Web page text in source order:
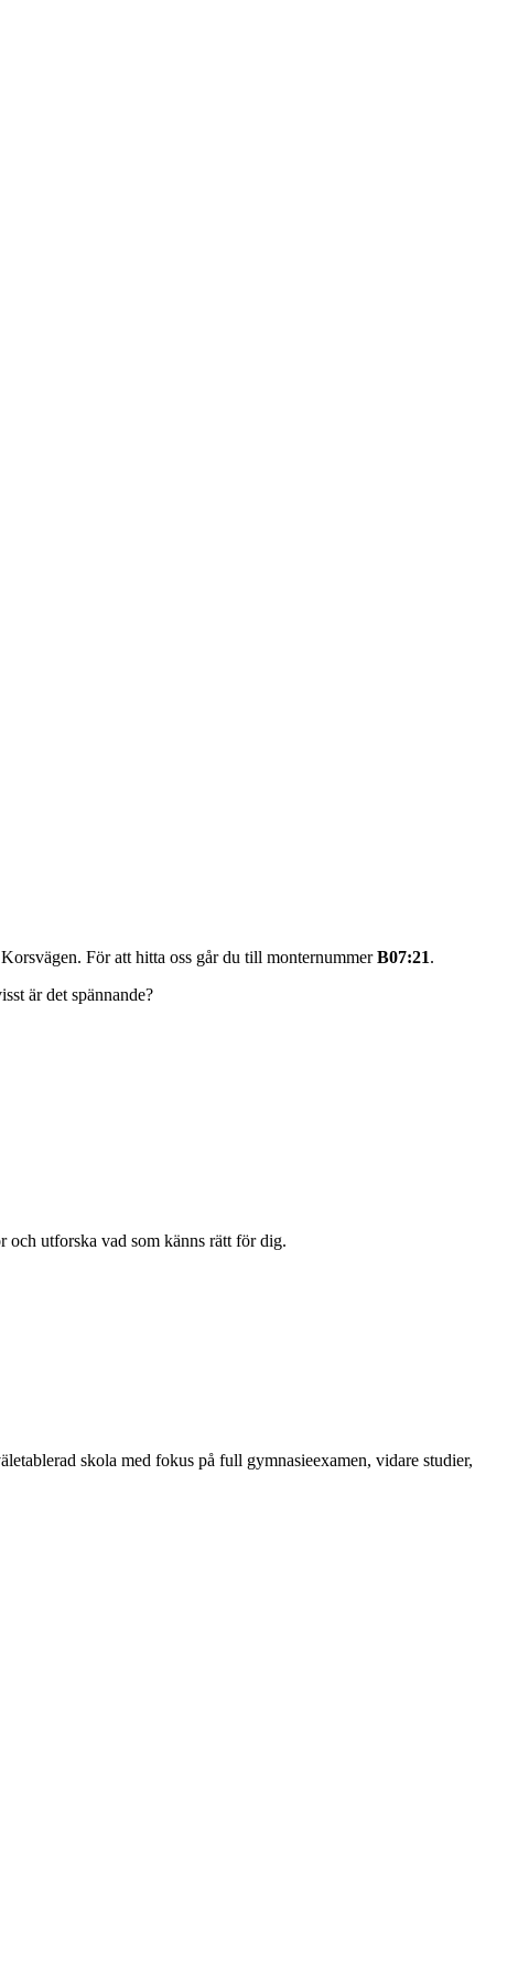
För att hitta oss går du till monternummerB07:21.
är det spännande?
och utforska vad som känns rätt för dig.
skola med fokus på full gymnasieexamen, vidare studier,